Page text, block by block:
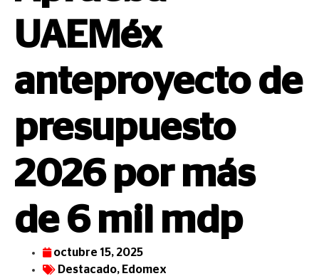
UAEMéx
anteproyecto de
presupuesto
2026 por más
de 6 mil mdp
octubre 15, 2025
Destacado, Edomex